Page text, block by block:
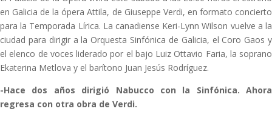
en Galicia de la ópera Attila, de Giuseppe Verdi, en formato concierto
para la Temporada Lírica. La canadiense Keri-Lynn Wilson vuelve a la
ciudad para dirigir a la Orquesta Sinfónica de Galicia, el Coro Gaos y
el elenco de voces liderado por el bajo Luiz Ottavio Faria, la soprano
Ekaterina Metlova y el barítono Juan Jesús Rodríguez.
-Hace dos años dirigió Nabucco con la Sinfónica. Ahora
regresa con otra obra de Verdi.